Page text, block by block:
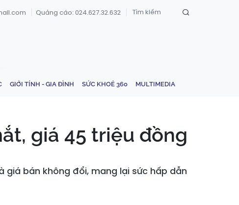
Quảng cáo: 024.627.32.632
GIỚI TÍNH - GIA ĐÌNH SỨC KHOẺ 360 MULTIMEDIA
giá 45 triệu đồng
giá bán không đổi, mang lại sức hấp dẫn